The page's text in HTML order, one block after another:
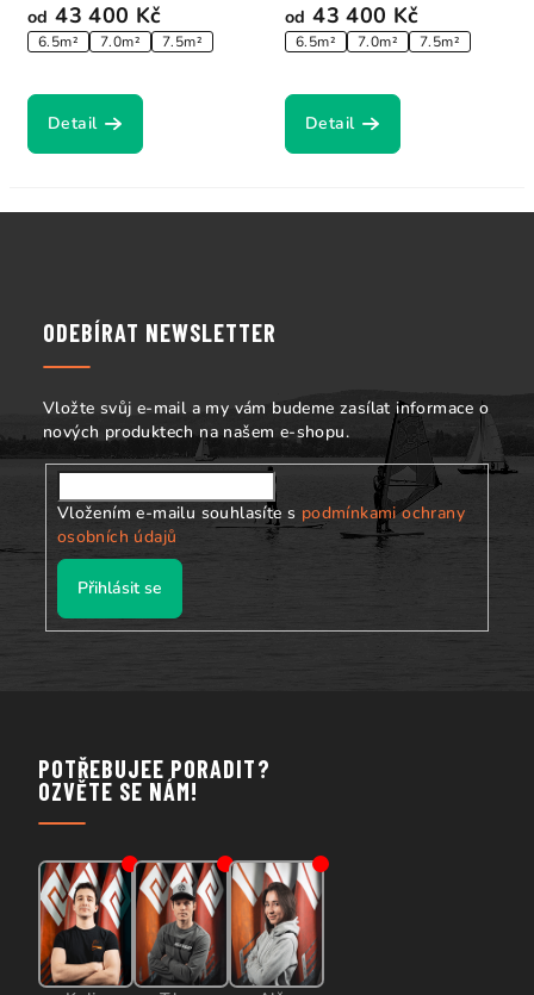
od 43 400 Kč
6.5m² 7.0m² 7.5m²
Detail
od 43 400 Kč
6.5m² 7.0m² 7.5m²
Detail
ODEBÍRAT NEWSLETTER
Vložte svůj e-mail a my vám budeme zasílat informace o
nových produktech na našem e-shopu.
Vložením e-mailu souhlasíte s podmínkami ochrany
osobních údajů
Přihlásit se
POTŘEBUJEE PORADIT?
OZVĚTE SE NÁM!